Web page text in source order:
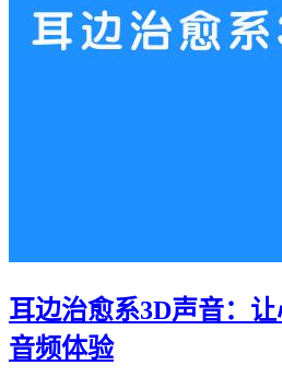
耳边治愈系3D声音：
音频体验